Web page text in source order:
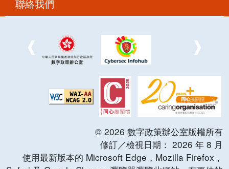
聯絡我們
© 2026 數字政策辦公室版權所有
修訂／檢視日期： 2026 年 8 月
使用最新版本的 Microsoft Edge，Mozilla Firefox，